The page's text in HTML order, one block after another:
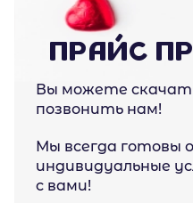
ПРАЙС
Вы можете
позвонить нам!
Мы всегда готовы
индивидуальные
с вами!